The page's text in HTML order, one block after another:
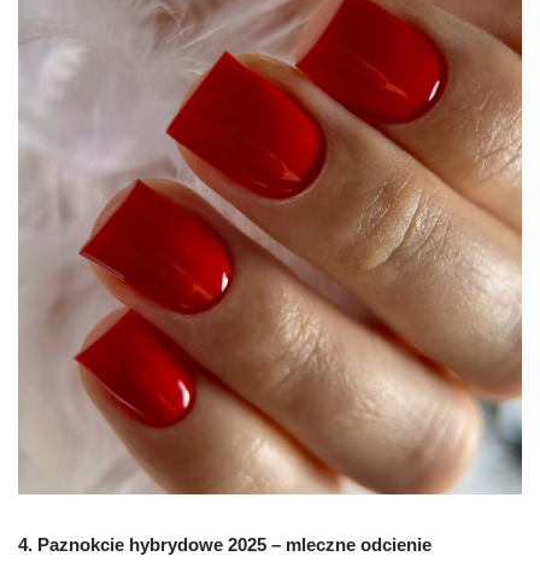
4. Paznokcie hybrydowe 2025 – mleczne odcienie